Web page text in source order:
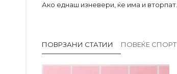
Ако еднаш изневери, ќе има и вторпат…
ПОВРЗАНИ СТАТИИ ПОВЕЌЕ СПОРТ